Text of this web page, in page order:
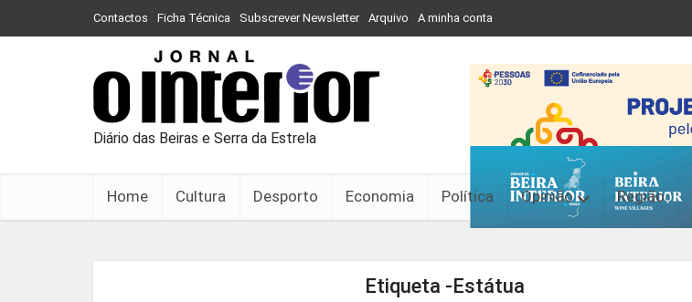
Contactos Ficha Técnica Subscrever Newsletter Arquivo A minha conta
Diário das Beiras e Serra da Estrela
Home Cultura Desporto Economia Política Opinião Região
Etiqueta -Estátua